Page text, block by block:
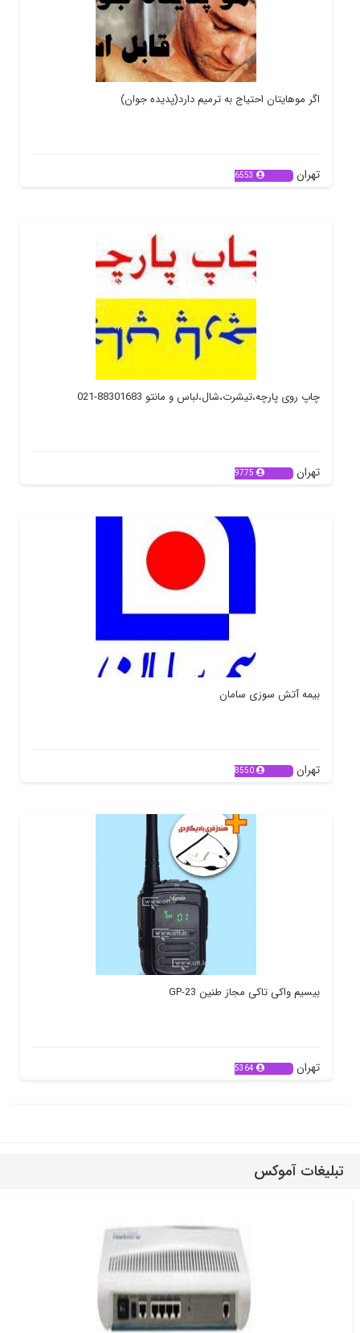
اگر موهایتان احتیاج به ترمیم دارد(پدیده جوان)
تهران 6553
چاپ روی پارچه،تیشرت،شال،لباس و مانتو 88301683-021
تهران 9775
بیمه آتش سوزی سامان
تهران 8550
بیسیم واکی تاکی مجاز طنین GP-23
تهران 5364
تبلیغات آموکس